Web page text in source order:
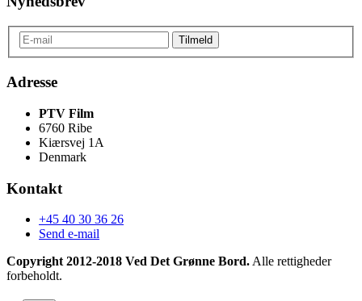
Adresse
PTV Film
6760 Ribe
Kiærsvej 1A
Denmark
Kontakt
+45 40 30 36 26
Send e-mail
Copyright 2012-2018 Ved Det Grønne Bord. Alle rettigheder
forbeholdt.